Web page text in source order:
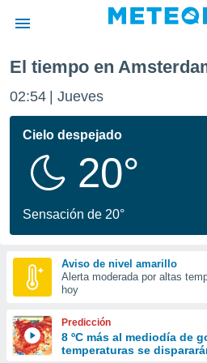
de
por
se
calidad.
a este
las
y
forma
digital
basada
El tiempo en
02:54 Jueves
Cielo despejado
20°
Sensación de 20°
Aviso de nivel amarillo
Alerta moderada por altas
hoy
Predicción
8 ºC más al mediodía de
temperaturas se